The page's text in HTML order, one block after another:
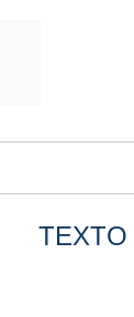
TEXTO